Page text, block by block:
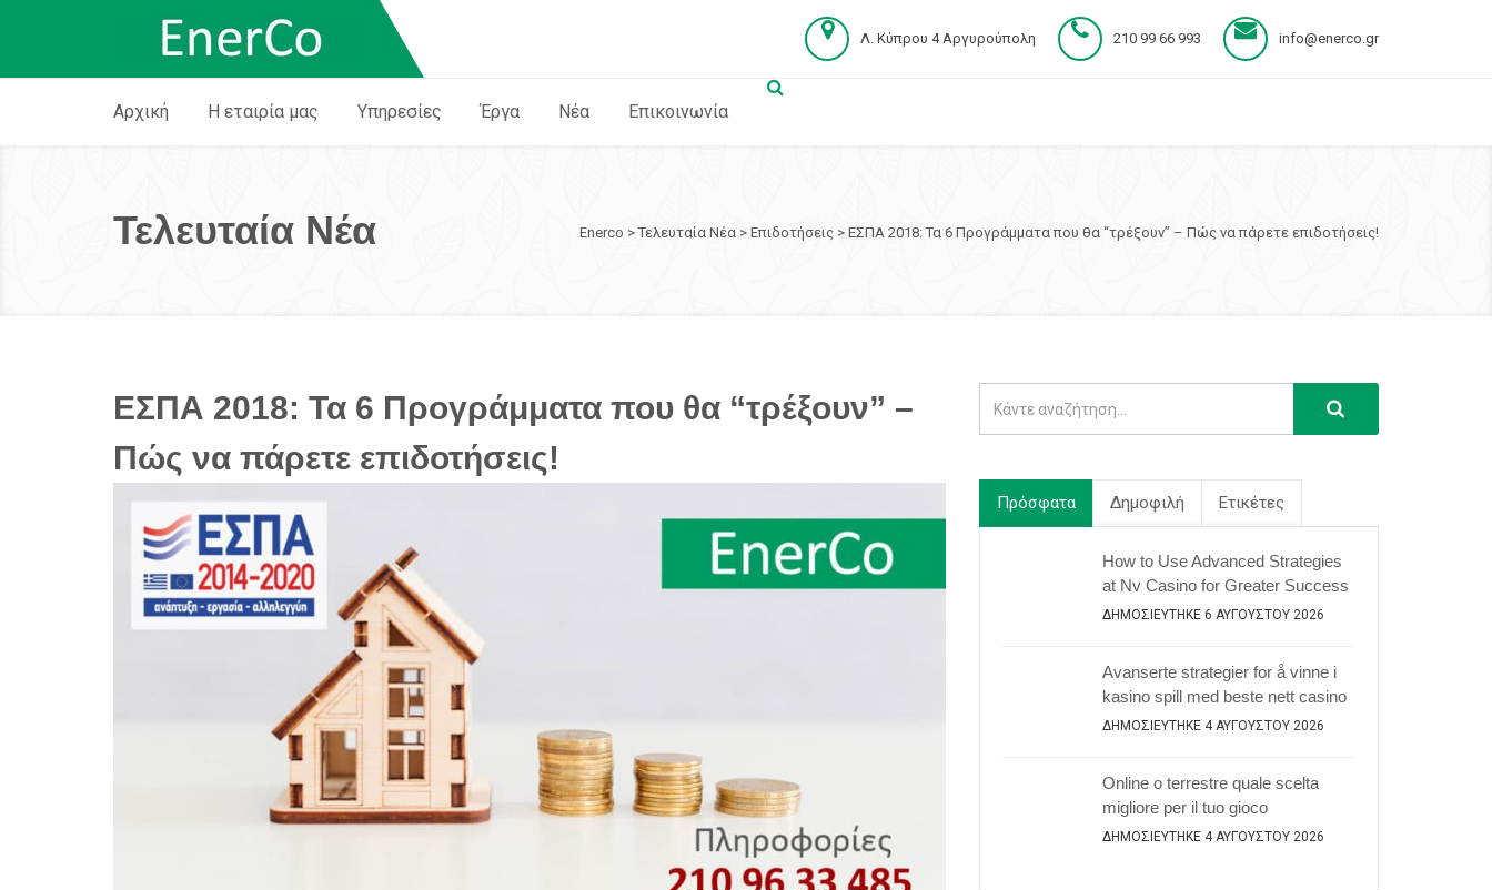
Λ. Κύπρου 4 Αργυρούπολη 210 99 66 993 info@enerco.gr
Αρχική Η εταιρία μας Υπηρεσίες Έργα Νέα Επικοινωνία
Enerco > Τελευταία Νέα > Επιδοτήσεις > ΕΣΠΑ 2018: Τα 6 Προγράμματα που θα “τρέξουν” – Πώς να πάρετε επιδοτήσεις!
Τελευταία Νέα
ΕΣΠΑ 2018: Τα 6 Προγράμματα που θα “τρέξουν” –
Πώς να πάρετε επιδοτήσεις!
Πρόσφατα Δημοφιλή Ετικέτες
How to Use Advanced Strategies
at Nv Casino for Greater Success
ΔΗΜΟΣΙΕΎΤΗΚΕ 6 ΑΥΓΟΎΣΤΟΥ 2026
Avanserte strategier for å vinne i
kasino spill med beste nett casino
ΔΗΜΟΣΙΕΎΤΗΚΕ 4 ΑΥΓΟΎΣΤΟΥ 2026
Online o terrestre quale scelta
migliore per il tuo gioco
ΔΗΜΟΣΙΕΎΤΗΚΕ 4 ΑΥΓΟΎΣΤΟΥ 2026